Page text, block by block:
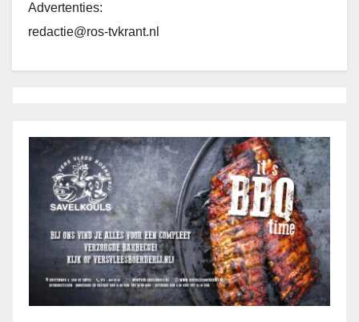
Advertenties:
redactie@ros-tvkrant.nl